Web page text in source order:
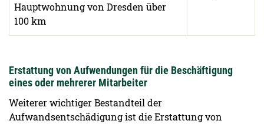
Hauptwohnung von Dresden über
100 km
Erstattung von Aufwendungen für die Beschäftigung
eines oder mehrerer Mitarbeiter
Weiterer wichtiger Bestandteil der
Aufwandsentschädigung ist die Erstattung von